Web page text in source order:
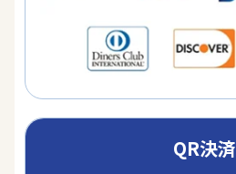
QR決済